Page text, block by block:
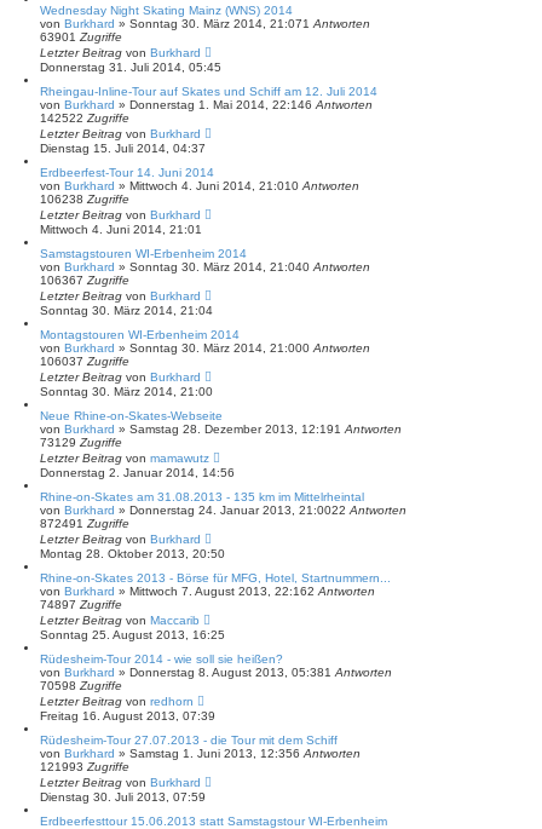
Wednesday Night Skating Mainz (WNS) 2014
von Burkhard » Sonntag 30. März 2014, 21:071 Antworten
63901 Zugriffe
Letzter Beitrag von Burkhard
Donnerstag 31. Juli 2014, 05:45
Rheingau-Inline-Tour auf Skates und Schiff am 12. Juli 2014
von Burkhard » Donnerstag 1. Mai 2014, 22:146 Antworten
142522 Zugriffe
Letzter Beitrag von Burkhard
Dienstag 15. Juli 2014, 04:37
Erdbeerfest-Tour 14. Juni 2014
von Burkhard » Mittwoch 4. Juni 2014, 21:010 Antworten
106238 Zugriffe
Letzter Beitrag von Burkhard
Mittwoch 4. Juni 2014, 21:01
Samstagstouren WI-Erbenheim 2014
von Burkhard » Sonntag 30. März 2014, 21:040 Antworten
106367 Zugriffe
Letzter Beitrag von Burkhard
Sonntag 30. März 2014, 21:04
Montagstouren WI-Erbenheim 2014
von Burkhard » Sonntag 30. März 2014, 21:000 Antworten
106037 Zugriffe
Letzter Beitrag von Burkhard
Sonntag 30. März 2014, 21:00
Neue Rhine-on-Skates-Webseite
von Burkhard » Samstag 28. Dezember 2013, 12:191 Antworten
73129 Zugriffe
Letzter Beitrag von mamawutz
Donnerstag 2. Januar 2014, 14:56
Rhine-on-Skates am 31.08.2013 - 135 km im Mittelrheintal
von Burkhard » Donnerstag 24. Januar 2013, 21:0022 Antworten
872491 Zugriffe
Letzter Beitrag von Burkhard
Montag 28. Oktober 2013, 20:50
Rhine-on-Skates 2013 - Börse für MFG, Hotel, Startnummern...
von Burkhard » Mittwoch 7. August 2013, 22:162 Antworten
74897 Zugriffe
Letzter Beitrag von Maccarib
Sonntag 25. August 2013, 16:25
Rüdesheim-Tour 2014 - wie soll sie heißen?
von Burkhard » Donnerstag 8. August 2013, 05:381 Antworten
70598 Zugriffe
Letzter Beitrag von redhorn
Freitag 16. August 2013, 07:39
Rüdesheim-Tour 27.07.2013 - die Tour mit dem Schiff
von Burkhard » Samstag 1. Juni 2013, 12:356 Antworten
121993 Zugriffe
Letzter Beitrag von Burkhard
Dienstag 30. Juli 2013, 07:59
Erdbeerfesttour 15.06.2013 statt Samstagstour WI-Erbenheim